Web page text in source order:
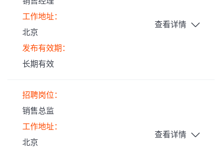
工作地址：
北京
发布有效期：
长期有效
查看详情
招聘岗位：
销售总监
工作地址：
北京
查看详情